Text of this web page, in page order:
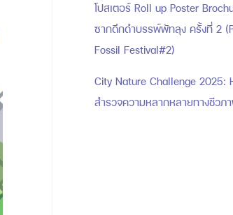
โปสเตอร์ Roll up Poster
ซากดึกดำบรรพ์พัทลุง ครั้งที่ 2
Fossil Festival#2)
City Nature Challenge 2025:
สำรวจความหลากหลายทางชีวภ